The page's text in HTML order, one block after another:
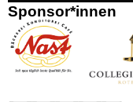
Sponsor*innen